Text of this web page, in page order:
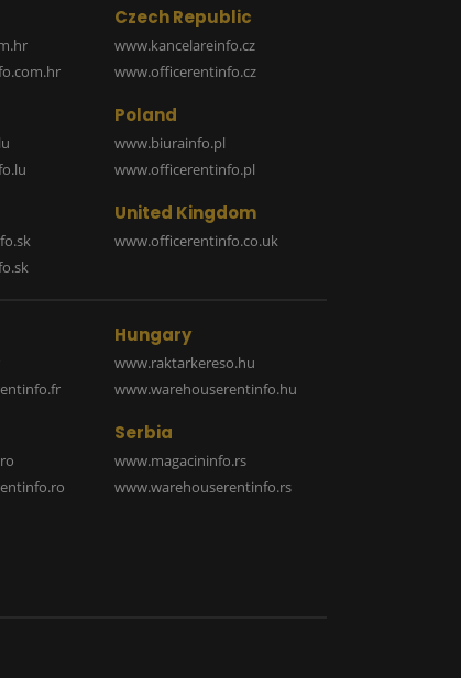
Czech Republic
www.kancelareinfo.cz
www.officerentinfo.cz
Poland
www.biurainfo.pl
www.officerentinfo.pl
United Kingdom
www.officerentinfo.co.uk
Hungary
www.raktarkereso.hu
www.warehouserentinfo.hu
Serbia
www.magacininfo.rs
www.warehouserentinfo.rs